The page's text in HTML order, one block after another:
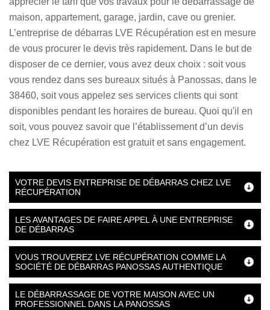
maison, appartement, garage, jardin, cave ou grenier.
L’entreprise de débarras LVE Récupération est en mesure
de vous procurer le devis très rapidement. Dans le but de
disposer de ce dernier, vous avez deux choix : soit vous
vous rendez dans ses bureaux situés à Panossas, dans le
38460, soit vous appelez ses services clients qui sont
disponibles pendant les horaires de bureau. Quoi qu'il en
soit, vous pouvez savoir que l’établissement d’un devis
chez LVE Récupération est gratuit et sans engagement.
VOTRE DEVIS ENTREPRISE DE DÉBARRAS CHEZ LVE
RÉCUPÉRATION
LES AVANTAGES DE FAIRE APPEL À UNE ENTREPRISE
DE DÉBARRAS
VOUS TROUVEREZ LVE RÉCUPÉRATION COMME LA
SOCIÉTÉ DE DÉBARRAS PANOSSAS AUTHENTIQUE
LE DÉBARRASSAGE DE VOTRE MAISON AVEC UN
PROFESSIONNEL DANS LA PANOSSAS